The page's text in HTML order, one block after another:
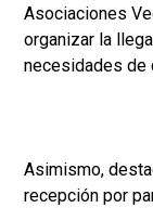
Asociaciones
organizar la
necesidades de
Asimismo,
recepción por